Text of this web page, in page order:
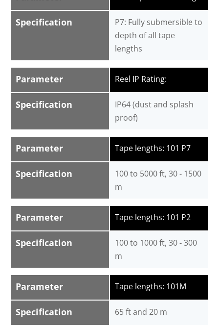
Specification
P7: Fully submersible to
depth of all tape
lengths
Parameter
Specification
Reel IP Rating:
IP64 (dust and splash
proof)
Parameter
Specification
Tape lengths: 101 P7
100 to 5000 ft, 30 - 1500
m
Parameter
Specification
Tape lengths: 101 P2
100 to 1000 ft, 30 - 300
m
Parameter
Specification
Tape lengths: 101M
65 ft and 20 m